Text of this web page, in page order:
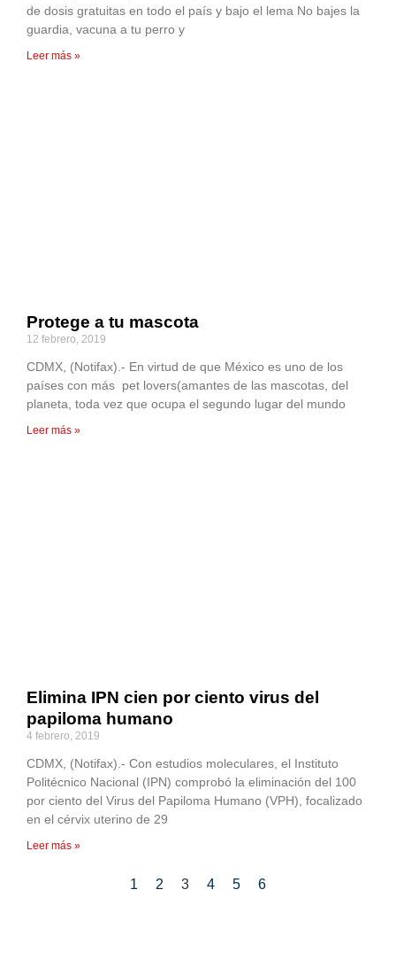
de dosis gratuitas en todo el país y bajo el lema No bajes la
guardia, vacuna a tu perro y
Leer más »
Protege a tu mascota
12 febrero, 2019
CDMX, (Notifax).- En virtud de que México es uno de los
países con más pet lovers(amantes de las mascotas, del
planeta, toda vez que ocupa el segundo lugar del mundo
Leer más »
Elimina IPN cien por ciento virus del
papiloma humano
4 febrero, 2019
CDMX, (Notifax).- Con estudios moleculares, el Instituto
Politécnico Nacional (IPN) comprobó la eliminación del 100
por ciento del Virus del Papiloma Humano (VPH), focalizado
en el cérvix uterino de 29
Leer más »
1 2 3 4 5 6